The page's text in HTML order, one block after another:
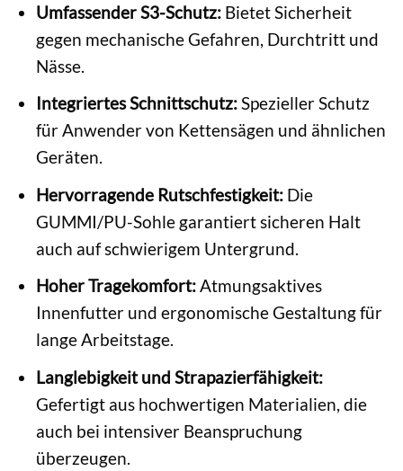
Umfassender S3-Schutz:Bietet Sicherheit
gegen mechanische Gefahren, Durchtritt und
Nässe.
Integriertes Schnittschutz:Spezieller Schutz
für Anwender von Kettensägen und ähnlichen
Geräten.
Hervorragende Rutschfestigkeit:Die
GUMMI/PU-Sohle garantiert sicheren Halt
auch auf schwierigem Untergrund.
Hoher Tragekomfort:Atmungsaktives
Innenfutter und ergonomische Gestaltung für
lange Arbeitstage.
Langlebigkeit und Strapazierfähigkeit:
Gefertigt aus hochwertigen Materialien, die
auch bei intensiver Beanspruchung
überzeugen.